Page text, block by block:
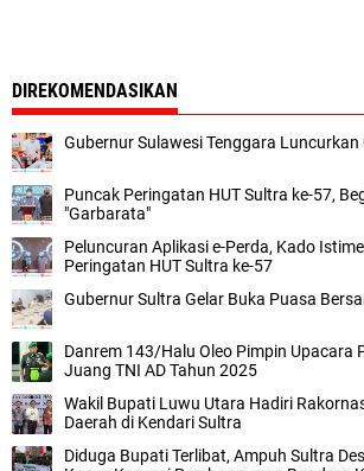
DIREKOMENDASIKAN
Gubernur Sulawesi Tenggara
Puncak Peringatan HUT Sultra ke-57,
"Garbarata"
Peluncuran Aplikasi e-Perda, Kado
Peringatan HUT Sultra ke-57
Gubernur Sultra Gelar Buka Puasa
Danrem 143/Halu Oleo Pimpin Upacara
Juang TNI AD Tahun 2025
Wakil Bupati Luwu Utara Hadiri
Daerah di Kendari Sultra
Diduga Bupati Terlibat, Ampuh Sultra